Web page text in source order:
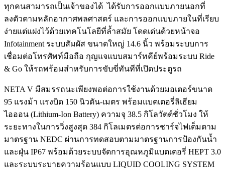
ทุกคนสามารถเป็นเจ้าของได้ ได้รับการออกแบบภายนอกที่
ลงตัวตามหลักอากาศพลศาสตร์ และการออกแบบภายในที่เรียบ
ง่ายแต่แฝงไว้ด้วยเทคโนโลยีที่ล้ำสมัย โดดเด่นด้วยหน้าจอ
Infotainment ระบบสัมผัส ขนาดใหญ่ 14.6 นิ้ว พร้อมระบบการ
เชื่อมต่อโทรศัพท์มือถือ กุญแจแบบสมาร์ทคีย์พร้อมระบบ Ride
& Go ให้รถพร้อมสำหรับการขับขี่ทันทีที่เปิดประตูรถ
NETA V มีสมรรถนะเพียงพอต่อการใช้งานด้วยมอเตอร์ขนาด
95 แรงม้า แรงบิด 150 นิวตัน-เมตร พร้อมแบตเตอรี่ลิเธียม
ไอออน (Lithium-Ion Battery) ความจุ 38.5 กิโลวัตต์ชั่วโมง ให้
ระยะทางในการวิ่งสูงสุด 384 กิโลเมตรต่อการชาร์จไฟเต็มตาม
มาตรฐาน NEDC ผ่านการทดสอบตามมาตรฐานการป้องกันน้ำ
และฝุ่น IP67 พร้อมด้วยระบบจัดการอุณหภูมิแบตเตอรี่ HEPT 3.0
และระบบระบายความร้อนแบบ LIQUID COOLING SYSTEM